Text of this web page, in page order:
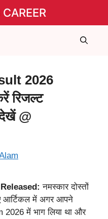
2026
रिजल्ट
@
नमस्कार दोस्तों
आर्टिकल में अगर आपने
में भाग लिया था और